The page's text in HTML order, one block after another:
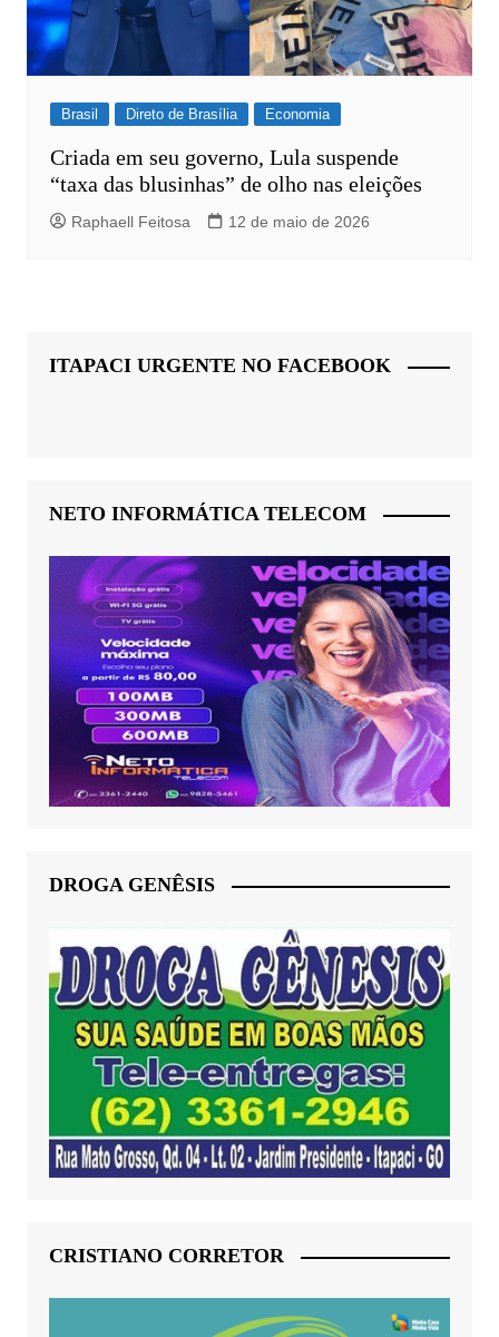
Brasil Direto de Brasília Economia
Criada em seu governo, Lula suspende
“taxa das blusinhas” de olho nas eleições
Raphaell Feitosa 12 de maio de 2026
ITAPACI URGENTE NO FACEBOOK
NETO INFORMÁTICA TELECOM
DROGA GENÊSIS
CRISTIANO CORRETOR